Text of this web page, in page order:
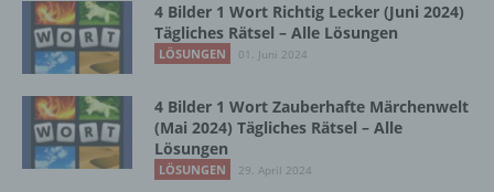
4 Bilder 1 Wort Richtig Lecker (Juni 2024)
Tägliches Rätsel – Alle Lösungen
LÖSUNGEN 01. Juni 2024
4 Bilder 1 Wort Zauberhafte Märchenwelt
(Mai 2024) Tägliches Rätsel – Alle
Lösungen
LÖSUNGEN 29. April 2024
Einschränkung der Verarbeitung ist die
Markierung gespeicherter
personenbezogener Daten mit dem Ziel, ihre
e) Profiling